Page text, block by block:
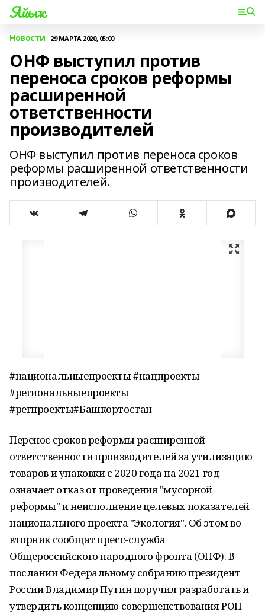
Яйыҡ
Новости 29 МАРТА 2020, 05:00
ОНФ выступил против
переноса сроков реформы
расширенной
ответственности
производителей
ОНФ выступил против переноса сроков
реформы расширенной ответственности
производителей.
#национальныепроекты #нацпроекты
#региональныепроекты
#регпроекты#Башкортостан
Перенос сроков реформы расширенной
ответственности производителей за утилизацию
товаров и упаковки с 2020 года на 2021 год
означает отказ от проведения "мусорной
реформы" и неисполнение целевых показателей
национального проекта "Экология". Об этом во
вторник сообщат пресс-служба
Общероссийского народного фронта (ОНФ). В
послании Федеральному собранию президент
России Владимир Путин поручил разработать и
утвердить концепцию совершенствования РОП